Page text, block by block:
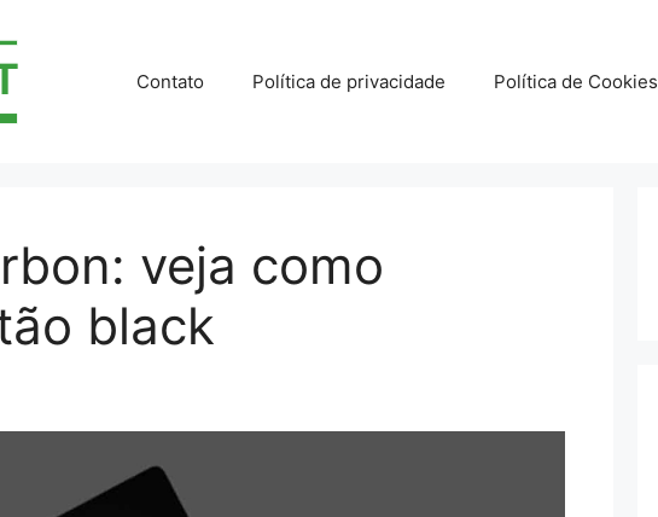
Contato Política de privacidade Política de Cookies
veja como
black